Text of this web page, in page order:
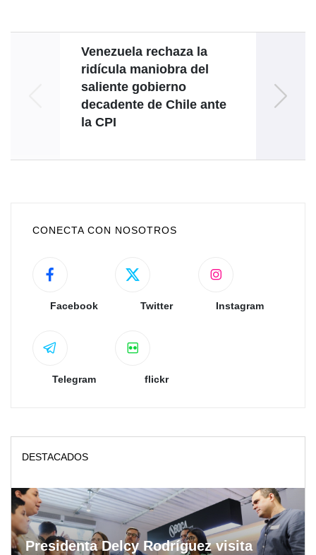
Venezuela rechaza la
ridícula maniobra del
saliente gobierno
decadente de Chile ante
la CPI
CONECTA CON NOSOTROS
Facebook Twitter Instagram
Telegram flickr
DESTACADOS
Presidenta Delcy Rodríguez visita